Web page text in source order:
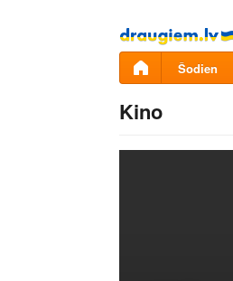
Pāriet
uz
saturu
Šodien
Kino